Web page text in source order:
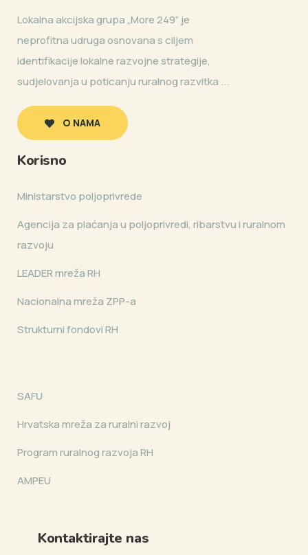
Lokalna akcijska grupa „More 249” je
neprofitna udruga osnovana s ciljem
identifikacije lokalne razvojne strategije,
sudjelovanja u poticanju ruralnog razvitka ...
O NAMA
Korisno
Ministarstvo poljoprivrede
Agencija za plaćanja u poljoprivredi, ribarstvu i ruralnom
razvoju
LEADER mreža RH
Nacionalna mreža ZPP-a
Strukturni fondovi RH
SAFU
Hrvatska mreža za ruralni razvoj
Program ruralnog razvoja RH
AMPEU
Kontaktirajte nas